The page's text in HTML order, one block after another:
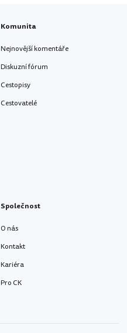
Komunita
Nejnovější komentáře
Diskuzní fórum
Cestopisy
Cestovatelé
Společnost
O nás
Kontakt
Kariéra
Pro CK